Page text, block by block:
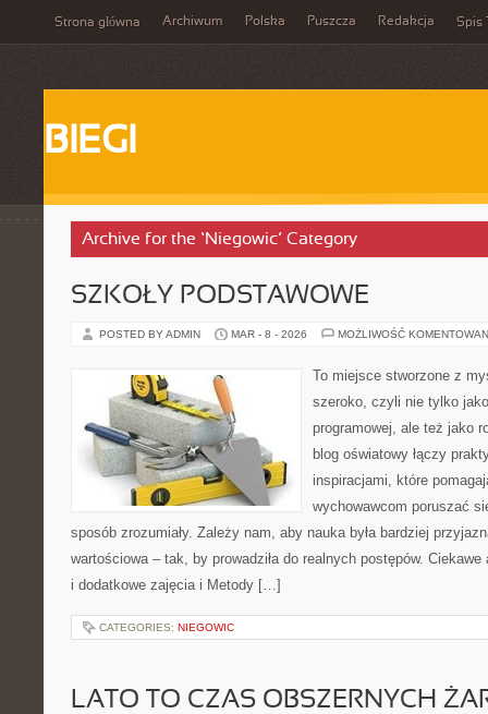
Strona główna Archiwum Polska Puszcza Redakcja Spis
BIEGI
Archive for the ‘Niegowic’ Category
SZKOŁY PODSTAWOWE
POSTED BY ADMIN MAR - 8 - 2026 MOŻLIWOŚĆ
To miejsce stworzone z
szeroko, czyli nie tylko
programowej, ale też jako
blog oświatowy łączy
inspiracjami, które
wychowawcom poruszać
sposób zrozumiały. Zależy nam, aby nauka była bardziej
wartościowa – tak, by prowadziła do realnych postępów.
i dodatkowe zajęcia i Metody […]
CATEGORIES: NIEGOWIC
LATO TO CZAS OBSZERNYCH